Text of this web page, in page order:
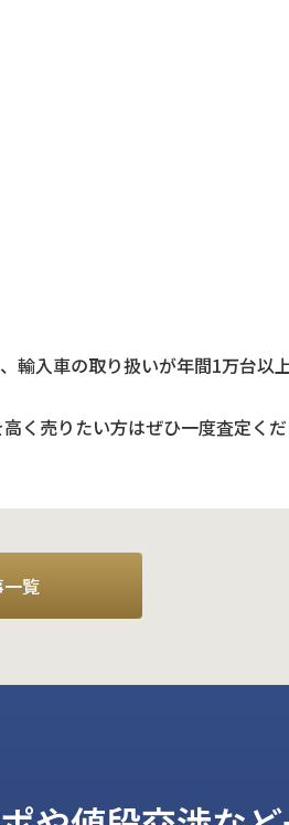
輸入車の取り扱いが年間1万台以
く売りたい方はぜひ一度査定くだ
覧